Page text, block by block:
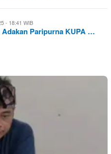
- 18:41 WIB
Paripurna KUPA …